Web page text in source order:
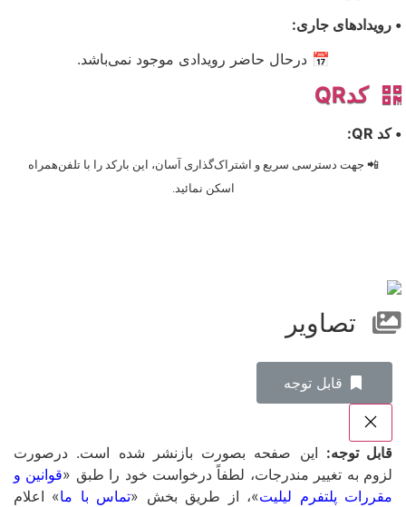
• رویدادهای جاری:
📅 درحال حاضر رویدادی موجود نمی‌باشد.
کدQR
• کد QR:
📲 جهت دسترسی سریع و اشتراک‌گذاری آسان، این بارکد را با تلفن‌همراه
اسکن نمائید.
تصاویر
‌قابل توجه
قابل توجه: این صفحه بصورت بازنشر شده است. درصورت
لزوم به تغییر مندرجات، لطفاً درخواست خود را طبق «قوانین و
مقررات پلتفرم لیلیت»، از طریق بخش «تماس با ما» اعلام